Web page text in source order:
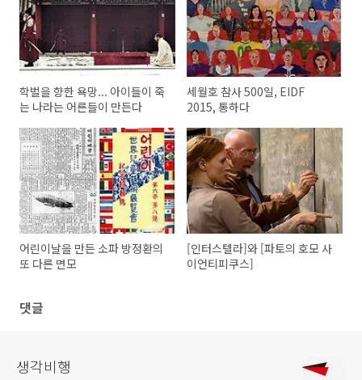
학벌을 향한 욕망... 아이들이 죽
는 나라는 어른들이 만든다
세월호 참사 500일, EIDF
2015, 통하다
어린이날을 만든 소파 방정환의
또 다른 면모
[인터스텔라]와 [파토의 호모 사
이언티피쿠스]
댓글
생각비행